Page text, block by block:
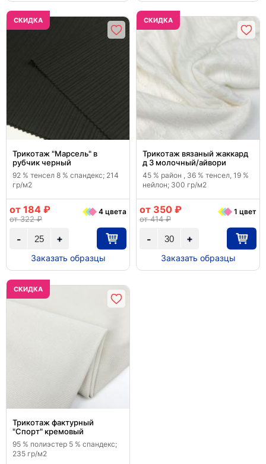
CКИДКА
Трикотаж "Марсель" в
рубчик черный
92 % тенсел 8 % спандекс; 214
гр/м2
+
-
от 184 ₽
от 322 ₽
4 цвета
Заказать образцы
CКИДКА
Трикотаж вязаный жаккард
д 3 молочный/айвори
45 % район , 36 % тенсел, 19 %
нейлон; 300 гр/м2
+
-
от 350 ₽
от 414 ₽
1 цвет
Заказать образцы
CКИДКА
Трикотаж фактурный
"Спорт" кремовый
95 % полиэстер 5 % спандекс;
235 гр/м2